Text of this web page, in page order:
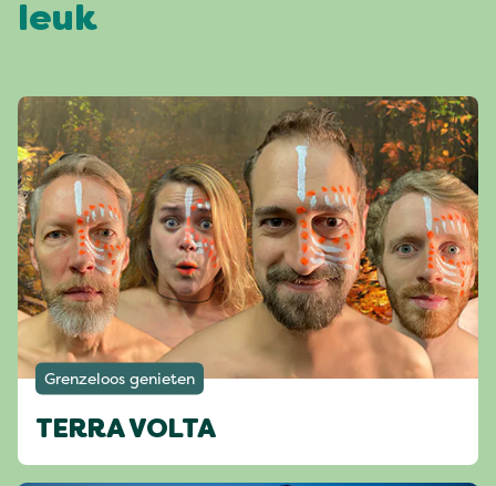
leuk
Grenzeloos genieten
TERRA VOLTA